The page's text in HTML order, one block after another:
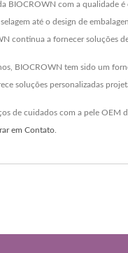
BIOCROWN com a qualidade
até o design de
continua a fornecer soluções
BIOCROWN tem sido um
soluções personalizadas
de cuidados com a pele OEM
em Contato